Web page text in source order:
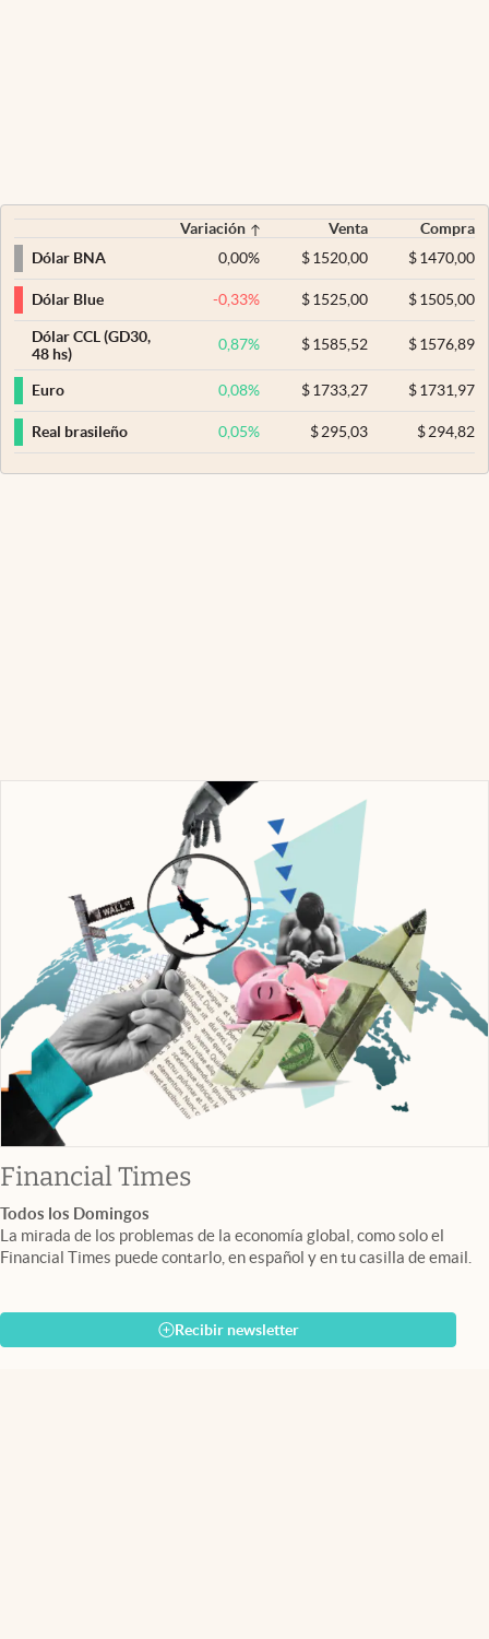
Variación Venta
Compra
Dólar BNA
0,00% $ 1520,00 $1470,00
Dólar Blue -0,33% $ 1525,00 $1505,00
Dólar CCL (GD30,
48 hs)
0,87% $ 1585,52 $1576,89
Euro 0,08% $ 1733,27 $1731,97
Real brasileño 0,05% $ 295,03 $294,82
Financial Timesabre en nueva pestaña
Todos los Domingos
La mirada de los problemas de la economía global, como solo el
Financial Times puede contarlo, en español y en tu casilla de email.
Recibir newsletter